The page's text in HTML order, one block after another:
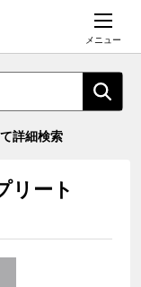
メニュー
詳細検索
ート